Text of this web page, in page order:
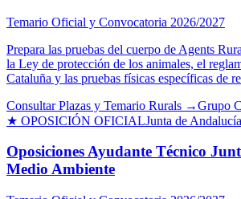
Temario Oficial y Convocatoria 2026/2027
Prepara las pruebas del cuerpo de Agents
la Ley de protección de los animales, el
Cataluña y las pruebas físicas específicas de
Consultar Plazas y Temario Rurals →Grupo
★ OPOSICIÓN OFICIALJunta de Andalucía
Oposiciones Ayudante Técnico
Medio Ambiente